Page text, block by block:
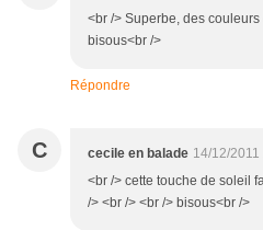
<br /> Superbe, des
bisous<br />
Répondre
C cecile en balade 14/12/2011
<br /> cette touche de soleil
/> <br /> <br /> bisous<br />